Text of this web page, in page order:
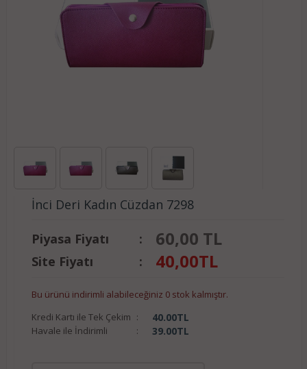
İnci Deri Kadın Cüzdan 7298
Piyasa Fiyatı : 60,00 TL
Site Fiyatı : 40,00TL
Bu ürünü indirimli alabileceğiniz 0 stok kalmıştır.
Kredi Kartı ile Tek Çekim : 40.00TL
Havale ile İndirimli : 39.00TL